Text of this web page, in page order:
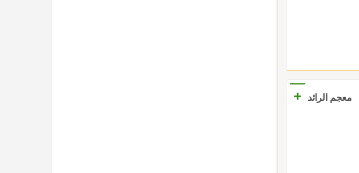
معجم الرائد +